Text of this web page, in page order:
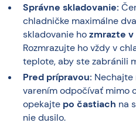
Správne skladovanie:
chladničke maximálne
skladovanie hozmrazte
Rozmrazujte ho vždy v
teplote, aby ste zabránili
Pred prípravou:
varením odpočívať mimo
opekajte po častiach na
nie dusilo.